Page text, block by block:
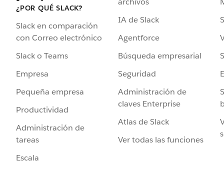
¿POR QUÉ SLACK?
Slack en comparación
con Correo electrónico
Slack o Teams
Empresa
Pequeña empresa
Productividad
Administración de
tareas
Escala
IA de Slack
Agentforce
Búsqueda empresarial
Seguridad
Administración de
claves Enterprise
Atlas de Slack
Ver todas las funciones